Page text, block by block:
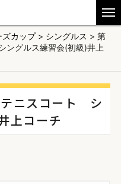
ズカップ> シングルス > 第
グルス練習会(初級)井上
ニスコート シ
上コーチ